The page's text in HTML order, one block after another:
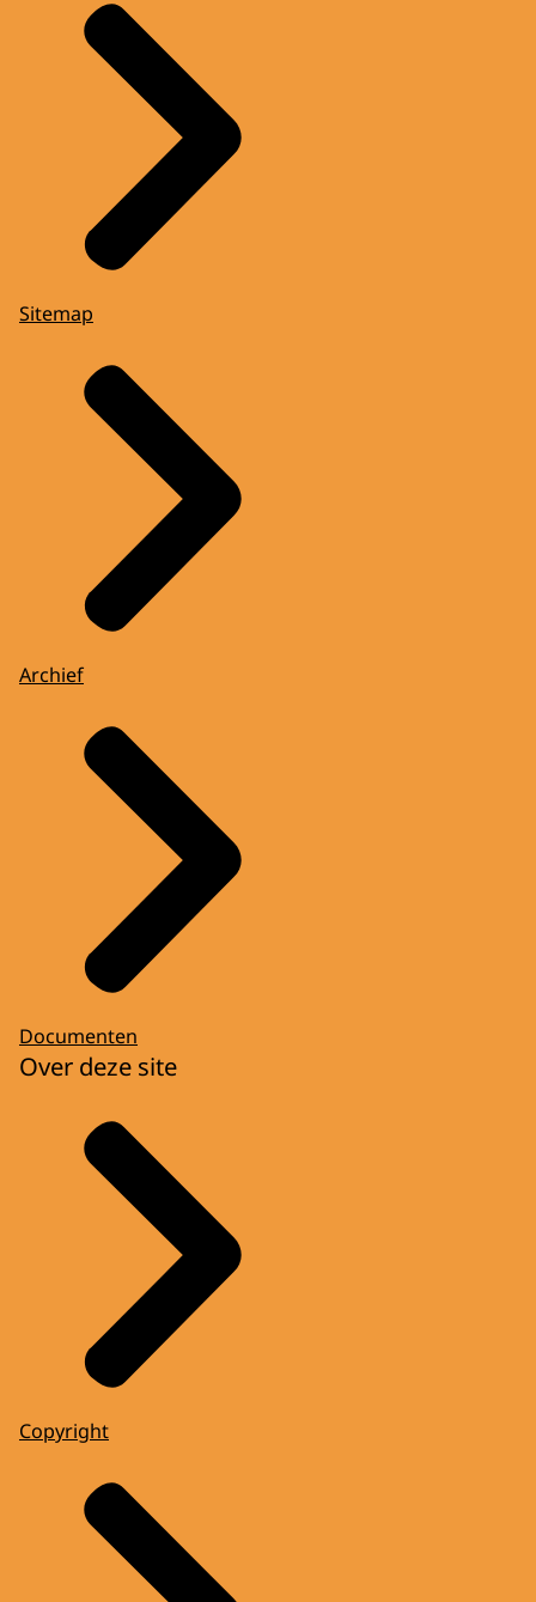
Sitemap
Archief
Documenten
Over deze site
Copyright